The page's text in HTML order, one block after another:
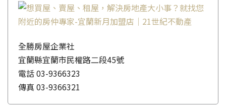
全勝房屋企業社
宜蘭縣宜蘭市民權路二段45號
電話03-9366323
傳真03-9366321